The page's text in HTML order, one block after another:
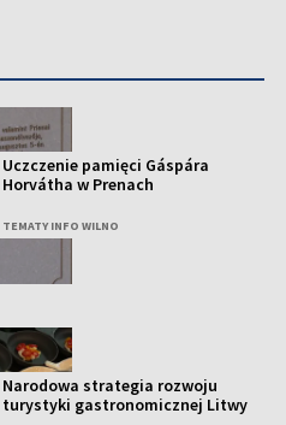
Uczczenie pamięci Gáspára
Horvátha w Prenach
TEMATY INFO WILNO
Narodowa strategia rozwoju
turystyki gastronomicznej Litwy